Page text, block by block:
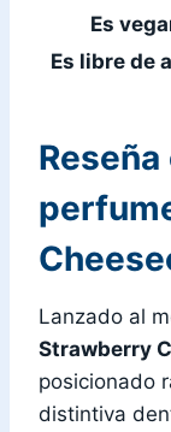
Es
Es libre de
Lanzado al
Strawberry
posicionado
distintiva